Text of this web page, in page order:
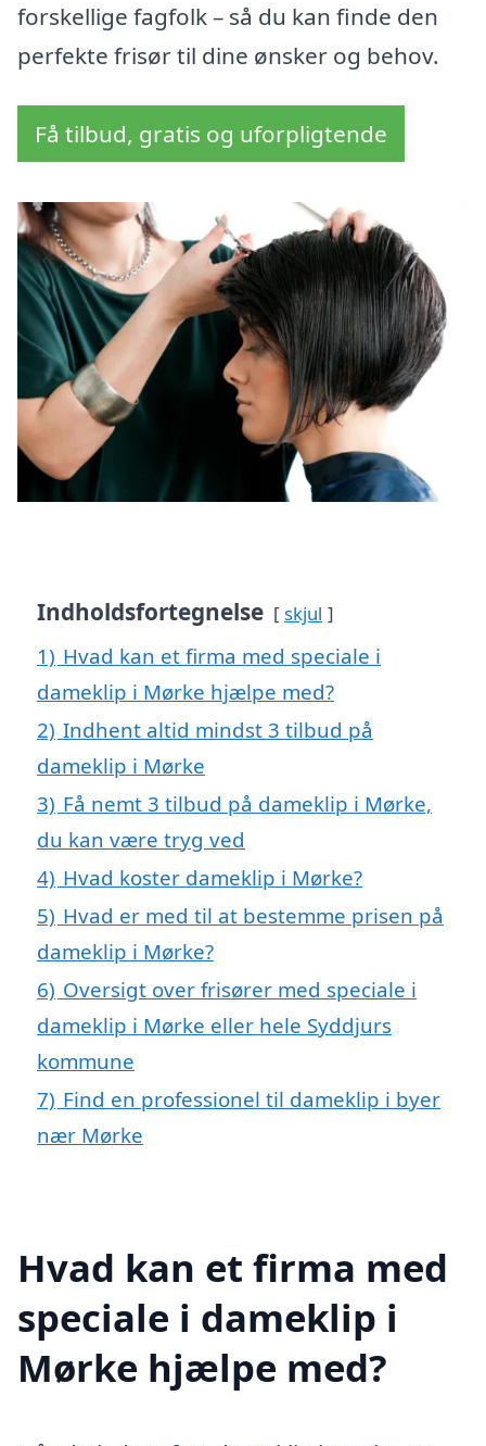
forskellige fagfolk – så du kan finde den
perfekte frisør til dine ønsker og behov.
Få tilbud, gratis og uforpligtende
Indholdsfortegnelse skjul
1) Hvad kan et firma med speciale i
dameklip i Mørke hjælpe med?
2) Indhent altid mindst 3 tilbud på
dameklip i Mørke
3) Få nemt 3 tilbud på dameklip i Mørke,
du kan være tryg ved
4) Hvad koster dameklip i Mørke?
5) Hvad er med til at bestemme prisen på
dameklip i Mørke?
6) Oversigt over frisører med speciale i
dameklip i Mørke eller hele Syddjurs
kommune
7) Find en professionel til dameklip i byer
nær Mørke
Hvad kan et firma med
speciale i dameklip i
Mørke hjælpe med?